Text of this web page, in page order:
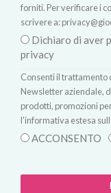
forniti. Per verificare i
scrivere a:
Dichiaro di aver
privacy
Consenti il trattamento
Newsletter aziendale,
prodotti, promozioni
l'informativa estesa
ACCONSENTO